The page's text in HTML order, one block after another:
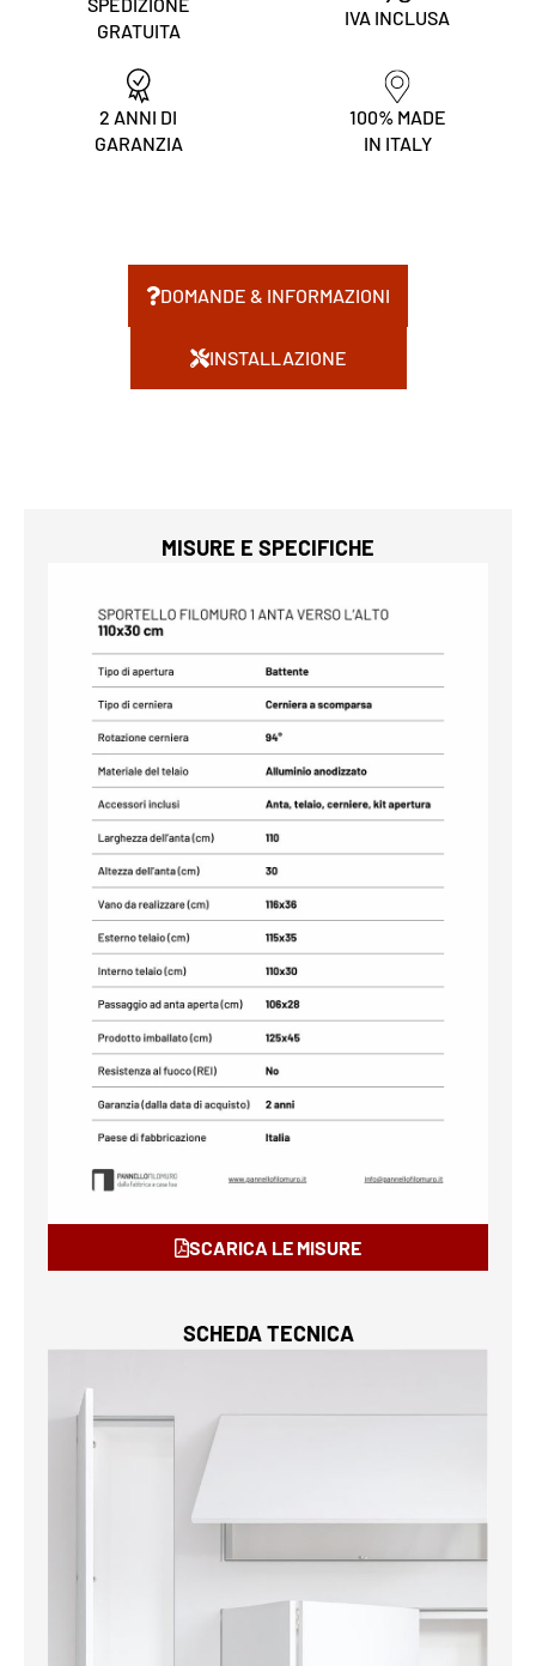
GRATUITA
IVA INCLUSA
2 ANNI DI
GARANZIA
100% MADE
IN ITALY
DOMANDE & INFORMAZIONI
INSTALLAZIONE
MISURE E SPECIFICHE
SCARICA LE MISURE
SCHEDA TECNICA